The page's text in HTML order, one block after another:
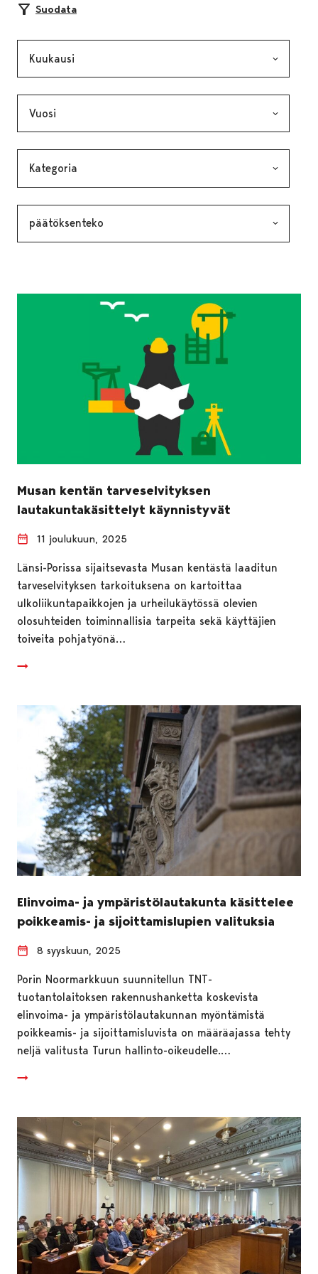
Suodata
Musan kentän tarveselvityksen
lautakuntakäsittelyt käynnistyvät
11 joulukuun, 2025
Länsi-Porissa sijaitsevasta Musan kentästä laaditun
tarveselvityksen tarkoituksena on kartoittaa
ulkoliikuntapaikkojen ja urheilukäytössä olevien
olosuhteiden toiminnallisia tarpeita sekä käyttäjien
toiveita pohjatyönä…
Elinvoima- ja ympäristölautakunta käsittelee
poikkeamis- ja sijoittamislupien valituksia
8 syyskuun, 2025
Porin Noormarkkuun suunnitellun TNT-
tuotantolaitoksen rakennushanketta koskevista
elinvoima- ja ympäristölautakunnan myöntämistä
poikkeamis- ja sijoittamisluvista on määräajassa tehty
neljä valitusta Turun hallinto-oikeudelle.…